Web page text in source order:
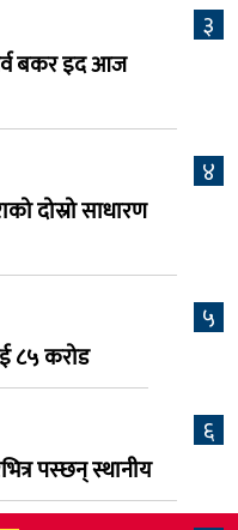
२, शनिबार
नेपाली मेलाको
बेजोड प्रस्तुती रहने
३
बकर इद आज
४
दोस्रो साधारण
५
८५ करोड
६
पस्छन् स्थानीय